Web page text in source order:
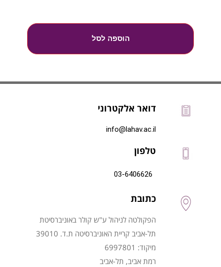
הוספה לסל
דואר אלקטרוני
info@lahav.ac.il
טלפון
03-6406626
כתובת
הפקולטה לניהול ע"ש קולר באוניברסיטת
תל-אביב קריית האוניברסיטה ת.ד. 39010
מיקוד: 6997801
רמת אביב, תל-אביב